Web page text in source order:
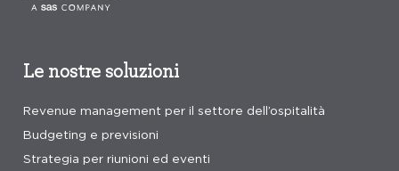
Le nostre soluzioni
Revenue management per il settore dell’ospitalità
Budgeting e previsioni
Strategia per riunioni ed eventi